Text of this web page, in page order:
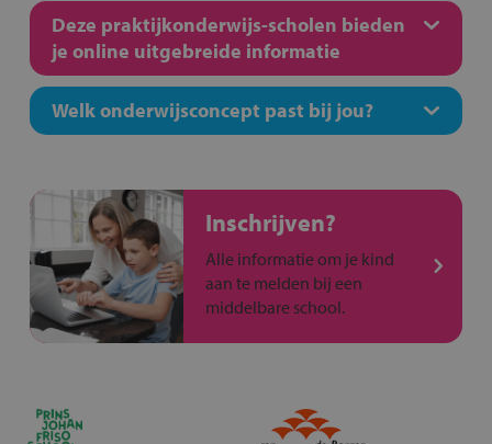
Deze praktijkonderwijs-scholen bieden
je online uitgebreide informatie
Welk onderwijsconcept past bij jou?
Inschrijven?
Alle informatie om je kind
aan te melden bij een
middelbare school.